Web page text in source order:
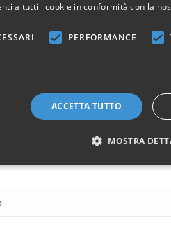
a tutti i cookie in conformità con la
PERFORMANCE
ACCETTA TUTTO
MOSTRA